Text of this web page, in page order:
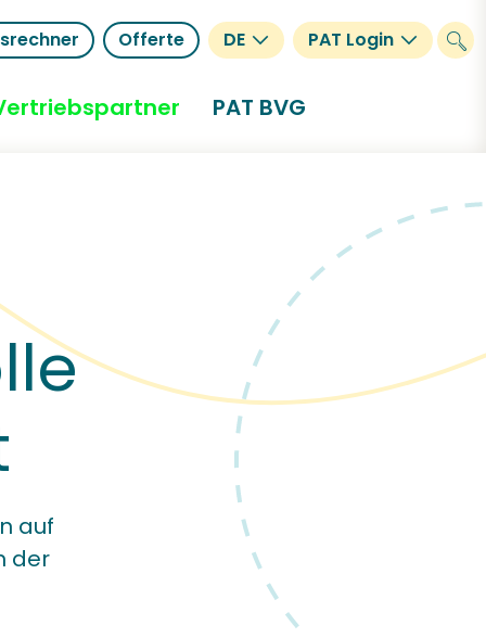
Offerte DE PAT Login
PAT BVG
auf
der